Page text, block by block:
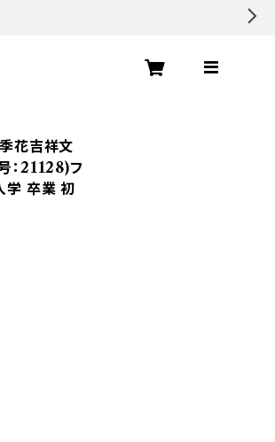
花吉祥文
：21128)フ
学 卒業 初